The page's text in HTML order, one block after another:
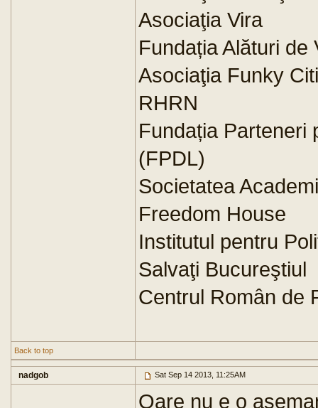
Asociaţia Vira
Fundația Alături de
Asociaţia Funky
RHRN
Fundația Parteneri
(FPDL)
Societatea
Freedom House
Institutul pentru
Salvaţi Bucureştiul
Centrul Român de
Back to top
nadgob Sat Sep 14 2013, 11:25AM
Oare nu e o